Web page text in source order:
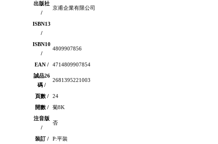
出版社
/
京甫企業有限公司
ISBN13
/
ISBN10
/
4809907856
EAN /
4714809907854
誠品26
碼 /
2681395221003
頁數 /
24
開數 /
菊8K
注音版
/
否
裝訂 / P:平裝